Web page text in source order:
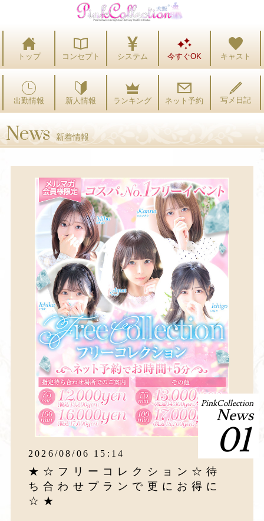
トップ コンセプト システム 今すぐOK キャスト
出勤情報 新人情報 ランキング ネット予約 写メ日記
News 新着情報
PinkCollection
News
01
2026/08/06 15:14
★☆フリーコレクション☆待
ち合わせプランで更にお得に
☆★